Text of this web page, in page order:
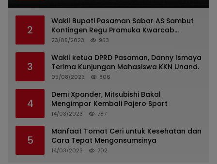
2
Wakil Bupati Pasaman Sabar AS Sambut
Kontingen Regu Pramuka Kwarcab
Pasaman
23/05/2023 953
3
Wakil ketua DPRD Pasaman, Danny Ismaya
Terima Kunjungan Mahasiswa KKN Unand.
05/08/2023 806
4
Demi Xpander, Mitsubishi Bakal
Mengimpor Kembali Pajero Sport
14/03/2023 787
5
Manfaat Tomat Ceri untuk Kesehatan dan
Cara Tepat Mengonsumsinya
14/03/2023 702